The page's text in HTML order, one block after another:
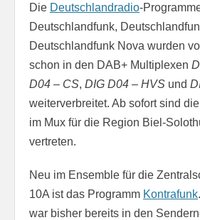
Die Deutschlandradio-
Deutschlandfunk,
Deutschlandfunk Nova wurden
schon in den DAB+ Multiplexen
D04 – CS, DIG D04 – HVS und
weiterverbreitet. Ab sofort sind
im Mux für die Region Biel-
vertreten.
Neu im Ensemble für die
10A ist das Programm Kontrafunk
war bisher bereits in den